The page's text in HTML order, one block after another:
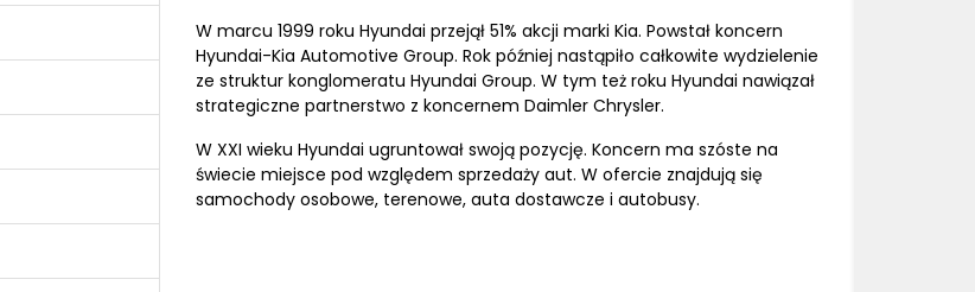
W marcu 1999 roku Hyundai przejął 51% akcji marki Kia. Powstał koncern
Hyundai-Kia Automotive Group. Rok później nastąpiło całkowite wydzielenie
ze struktur konglomeratu Hyundai Group. W tym też roku Hyundai nawiązał
strategiczne partnerstwo z koncernem Daimler Chrysler.
W XXI wieku Hyundai ugruntował swoją pozycję. Koncern ma szóste na
świecie miejsce pod względem sprzedaży aut. W ofercie znajdują się
samochody osobowe, terenowe, auta dostawcze i autobusy.